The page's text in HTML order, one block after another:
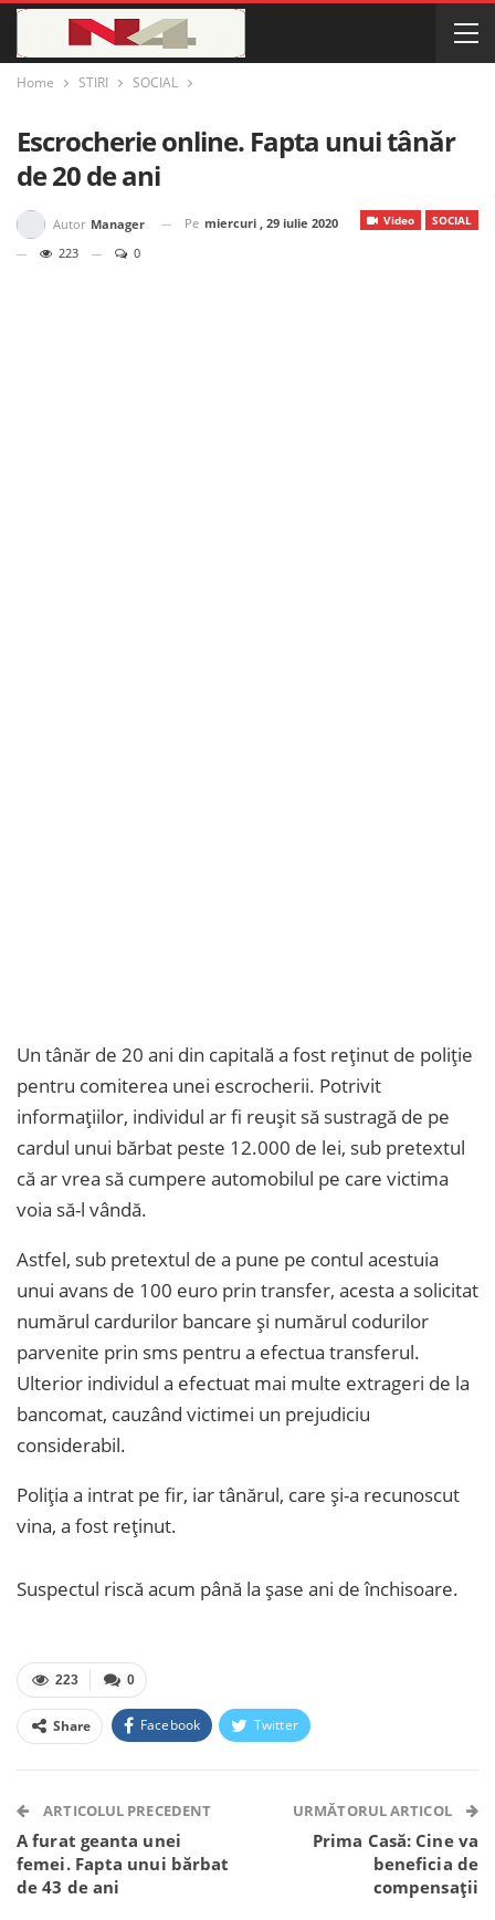
Home STIRI SOCIAL
Escrocherie online. Fapta unui tânăr
de 20 de ani
Video SOCIAL
Autor Manager Pe miercuri , 29 iulie 2020
223
0
Un tânăr de 20 ani din capitală a fost reținut de poliție
pentru comiterea unei escrocherii. Potrivit
informațiilor, individul ar fi reușit să sustragă de pe
cardul unui bărbat peste 12.000 de lei, sub pretextul
că ar vrea să cumpere automobilul pe care victima
voia să-l vândă.
Astfel, sub pretextul de a pune pe contul acestuia
unui avans de 100 euro prin transfer, acesta a solicitat
numărul cardurilor bancare și numărul codurilor
parvenite prin sms pentru a efectua transferul.
Ulterior individul a efectuat mai multe extrageri de la
bancomat, cauzând victimei un prejudiciu
considerabil.
Poliția a intrat pe fir, iar tânărul, care și-a recunoscut
vina, a fost reținut.
Suspectul riscă acum până la șase ani de închisoare.
0
223
Share Facebook Twitter
Telegram WhatsApp Viber
ARTICOLUL PRECEDENT
A furat geanta unei
femei. Fapta unui bărbat
de 43 de ani
URMĂTORUL ARTICOL
Prima Casă: Cine va
beneficia de
compensații